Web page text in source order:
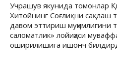
Учрашув якунида томонлар
Хитойнинг Соғлиқни сақлаш
давом эттириш муҳимлигини
саломатлик» лойиҳаси
оширилишига ишонч